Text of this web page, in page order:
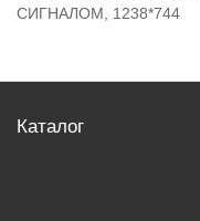
СИГНАЛОМ, 1238*744
Каталог